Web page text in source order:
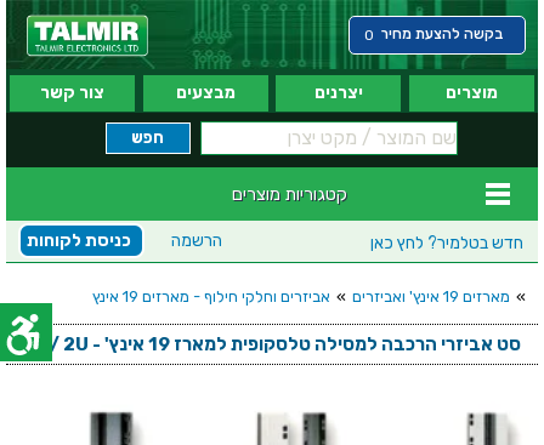
בקשה להצעת מחיר 0
מוצרים יצרנים מבצעים צור קשר
קטגוריות מוצרים
חדש בטלמיר? לחץ כאן כניסת לקוחות הרשמה
» מארזים 19 אינץ' ואביזרים » אביזרים וחלקי חילוף - מארזים 19 אינץ
סט אביזרי הרכבה למסילה טלסקופית למארז 19 אינץ' - 1U / 2U